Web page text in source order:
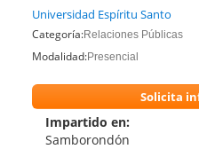
Universidad Espíritu Santo
Categoría:Relaciones Públicas
Modalidad:Presencial
Impartido en:
Samborondón
Solicita